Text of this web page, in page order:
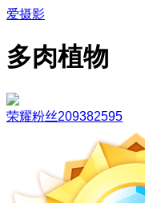
爱摄影
多肉植物
荣耀粉丝209382595